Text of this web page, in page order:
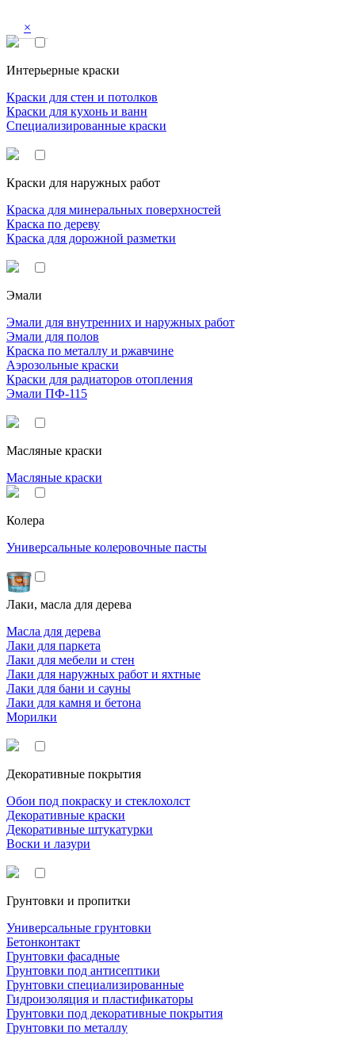
×
Интерьерные краски
Краски для стен и потолков
Краски для кухонь и ванн
Специализированные краски
Краски для наружных работ
Краска для минеральных поверхностей
Краска по дереву
Краска для дорожной разметки
Эмали
Эмали для внутренних и наружных работ
Эмали для полов
Краска по металлу и ржавчине
Аэрозольные краски
Краски для радиаторов отопления
Эмали ПФ-115
Масляные краски
Масляные краски
Колера
Универсальные колеровочные пасты
Лаки, масла для дерева
Масла для дерева
Лаки для паркета
Лаки для мебели и стен
Лаки для наружных работ и яхтные
Лаки для бани и сауны
Лаки для камня и бетона
Морилки
Декоративные покрытия
Обои под покраску и стеклохолст
Декоративные краски
Декоративные штукатурки
Воски и лазури
Грунтовки и пропитки
Универсальные грунтовки
Бетонконтакт
Грунтовки фасадные
Грунтовки под антисептики
Грунтовки специализированные
Гидроизоляция и пластификаторы
Грунтовки под декоративные покрытия
Грунтовки по металлу